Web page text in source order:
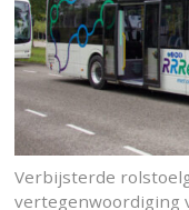
Verbijsterde
vertegenwoordiging